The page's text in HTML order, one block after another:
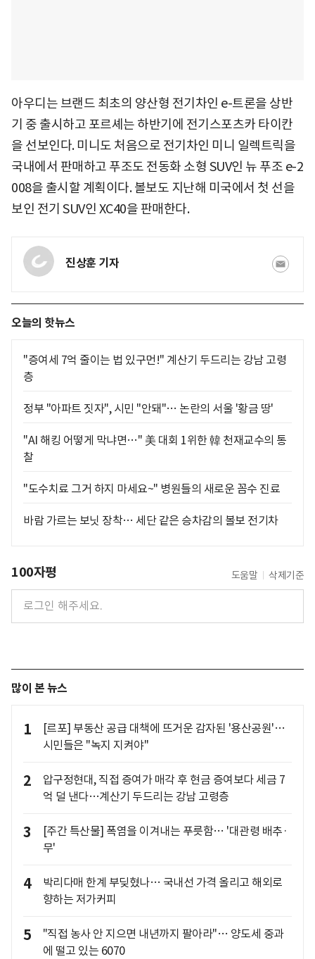
아우디는 브랜드 최초의 양산형 전기차인 e-트론을 상반
기 중 출시하고 포르셰는 하반기에 전기스포츠카 타이칸
을 선보인다. 미니도 처음으로 전기차인 미니 일렉트릭을
국내에서 판매하고 푸조도 전동화 소형 SUV인 뉴 푸조 e-2
008을 출시할 계획이다. 볼보도 지난해 미국에서 첫 선을
보인 전기 SUV인 XC40을 판매한다.
진상훈 기자
오늘의 핫뉴스
"증여세 7억 줄이는 법 있구먼!" 계산기 두드리는 강남 고령
층
정부 "아파트 짓자", 시민 "안돼"… 논란의 서울 '황금 땅'
"AI 해킹 어떻게 막냐면…" 美 대회 1위한 韓 천재교수의 통
찰
"도수치료 그거 하지 마세요~" 병원들의 새로운 꼼수 진료
바람 가르는 보닛 장착… 세단 같은 승차감의 볼보 전기차
100자평 도움말 삭제기준
많이 본 뉴스
1
[르포] 부동산 공급 대책에 뜨거운 감자된 '용산공원'…
시민들은 "녹지 지켜야"
2
압구정현대, 직접 증여가 매각 후 현금 증여보다 세금 7
억 덜 낸다…계산기 두드리는 강남 고령층
3
[주간 특산물] 폭염을 이겨내는 푸릇함… '대관령 배추·
무'
4
박리다매 한계 부딪혔나… 국내선 가격 올리고 해외로
향하는 저가커피
5
"직접 농사 안 지으면 내년까지 팔아라"… 양도세 중과
에 떨고 있는 6070